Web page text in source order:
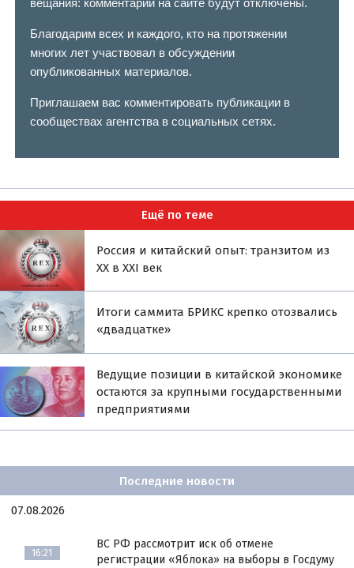
вещания: комментарии на сайте будут отключены.
Благодарим всех и каждого, кто на протяжении
многих лет участвовал в обсуждении
опубликованных материалов.
Приглашаем вас комментировать публикации в
сообществах агентства в социальных сетях.
Ещё по теме
Россия и китайский опыт: транзитом из
XX в XXI век
Итоги саммита БРИКС крепко отозвались
«двадцатке»
Ведущие позиции в китайской экономике
остаются за крупными государственными
предприятиями
Последние новости
07.08.2026
16:21
ВС РФ рассмотрит иск об отмене
регистрации «Яблока» на выборы в Госдуму